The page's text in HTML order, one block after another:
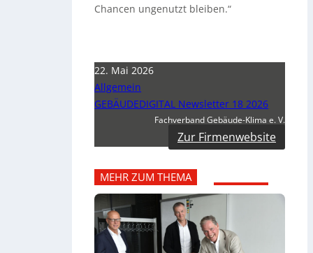
Chancen ungenutzt bleiben.“
22. Mai 2026
Allgemein
GEBÄUDEDIGITAL Newsletter 18 2026
Fachverband Gebäude-Klima e. V.
Zur Firmenwebsite
MEHR ZUM THEMA